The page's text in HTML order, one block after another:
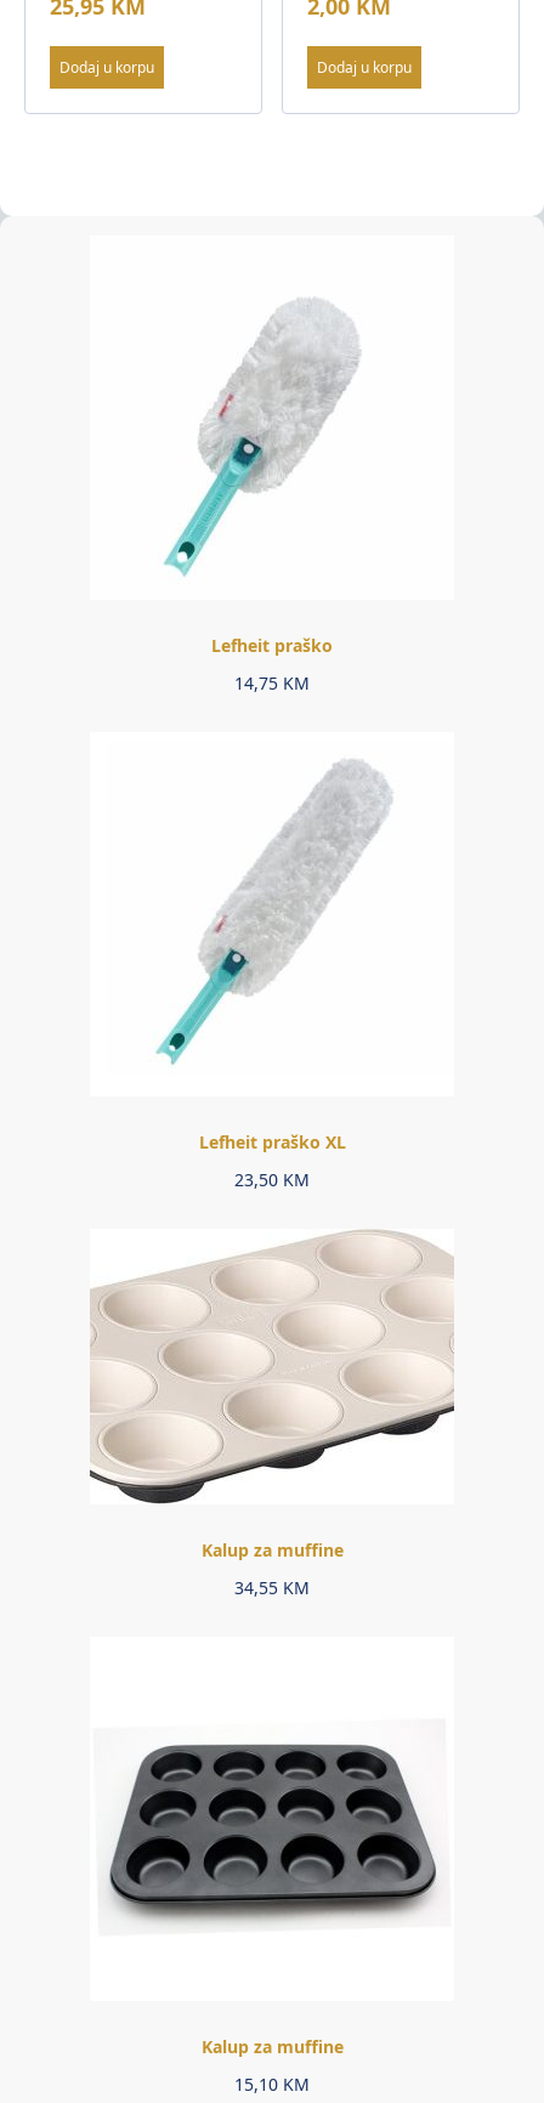
25,95 KM
Dodaj u korpu
2,00 KM
Dodaj u korpu
Lefheit praško
14,75 KM
Lefheit praško XL
23,50 KM
Kalup za muffine
34,55 KM
Kalup za muffine
15,10 KM